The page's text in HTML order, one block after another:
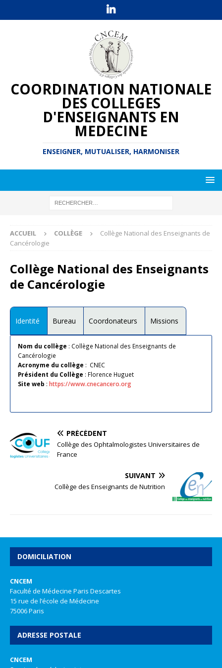
COORDINATION NATIONALE
DES COLLEGES
D'ENSEIGNANTS EN
MEDECINE
ENSEIGNER, MUTUALISER, HARMONISER
ACCUEIL COLLÈGE
Collège National des Enseignants de
Cancérologie
Collège National des Enseignants
de Cancérologie
Identité Bureau Coordonateurs Missions
Nom du collège : Collège National des Enseignants de
Cancérologie
Acronyme du collège : CNEC
Président du Collège : Florence Huguet
Site web : https://www.cnecancero.org
PRÉCÉDENT
Collège des Ophtalmologistes Universitaires de
France
SUIVANT
Collège des Enseignants de Nutrition
DOMICILIATION
CNCEM
Faculté de Médecine Paris Descartes
15 rue de l’école de Médecine
75006 Paris
ADRESSE POSTALE
CNCEM